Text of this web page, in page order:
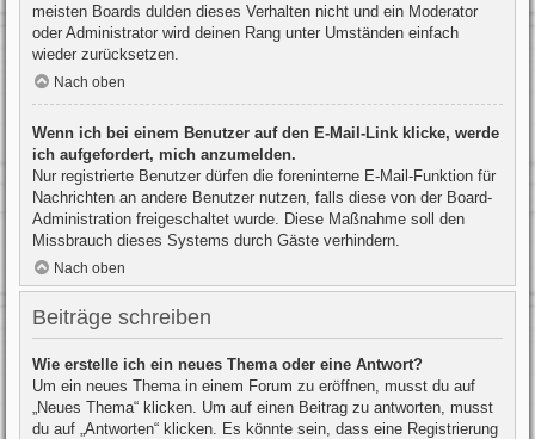
meisten Boards dulden dieses Verhalten nicht und ein Moderator
oder Administrator wird deinen Rang unter Umständen einfach
wieder zurücksetzen.
Nach oben
Wenn ich bei einem Benutzer auf den E-Mail-Link klicke, werde
ich aufgefordert, mich anzumelden.
Nur registrierte Benutzer dürfen die foreninterne E-Mail-Funktion für
Nachrichten an andere Benutzer nutzen, falls diese von der Board-
Administration freigeschaltet wurde. Diese Maßnahme soll den
Missbrauch dieses Systems durch Gäste verhindern.
Nach oben
Beiträge schreiben
Wie erstelle ich ein neues Thema oder eine Antwort?
Um ein neues Thema in einem Forum zu eröffnen, musst du auf
„Neues Thema“ klicken. Um auf einen Beitrag zu antworten, musst
du auf „Antworten“ klicken. Es könnte sein, dass eine Registrierung